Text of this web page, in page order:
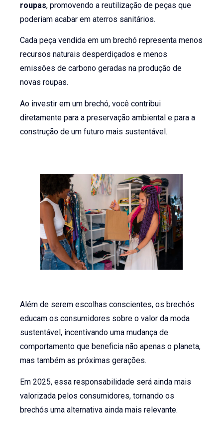
roupas, promovendo a reutilização de peças que
poderiam acabar em aterros sanitários.
Cada peça vendida em um brechó representa menos
recursos naturais desperdiçados e menos
emissões de carbono geradas na produção de
novas roupas.
Ao investir em um brechó, você contribui
diretamente para a preservação ambiental e para a
construção de um futuro mais sustentável.
Além de serem escolhas conscientes, os brechós
educam os consumidores sobre o valor da moda
sustentável, incentivando uma mudança de
comportamento que beneficia não apenas o planeta,
mas também as próximas gerações.
Em 2025, essa responsabilidade será ainda mais
valorizada pelos consumidores, tornando os
brechós uma alternativa ainda mais relevante.